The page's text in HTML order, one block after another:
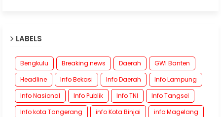
LABELS
Bengkulu Breaking news Daerah
GWI Banten
Headline
Info Bekasi Info Daerah
Info Lampung
Info Nasional
Info Publik Info TNI
Info Tangsel
Info kota Tangerang
info Kota Binjai
info Magelang